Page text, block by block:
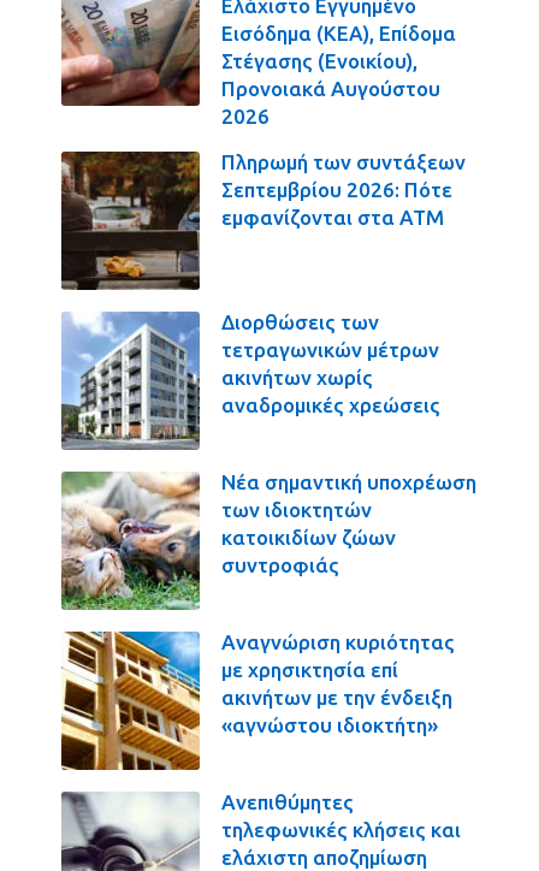
Ελάχιστο Εγγυημένο
Εισόδημα (ΚΕΑ), Επίδομα
Στέγασης (Ενοικίου),
Προνοιακά Αυγούστου
2026
Πληρωμή των συντάξεων
Σεπτεμβρίου 2026: Πότε
εμφανίζονται στα ΑΤΜ
Διορθώσεις των
τετραγωνικών μέτρων
ακινήτων χωρίς
αναδρομικές χρεώσεις
Νέα σημαντική υποχρέωση
των ιδιοκτητών
κατοικιδίων ζώων
συντροφιάς
Αναγνώριση κυριότητας
με χρησικτησία επί
ακινήτων με την ένδειξη
«αγνώστου ιδιοκτήτη»
Ανεπιθύμητες
τηλεφωνικές κλήσεις και
ελάχιστη αποζημίωση